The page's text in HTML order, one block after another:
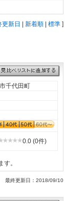
]
標準
新着順
更新日
千代田町
0.0 (0件)
。
最終更新日：2018/09/10